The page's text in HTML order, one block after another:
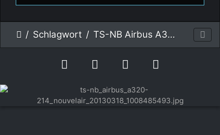
Schlagwort TS-NB Airbus A320-214 Nouvelair